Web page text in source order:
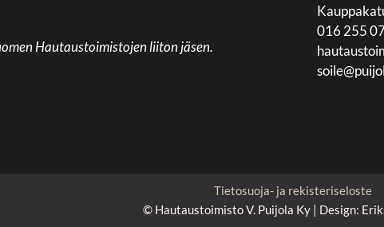
Hautaustoimistojen liiton jäsen.
016 255
Tietosuoja- ja rekisteriseloste
© Hautaustoimisto V. Puijola Ky | Design: